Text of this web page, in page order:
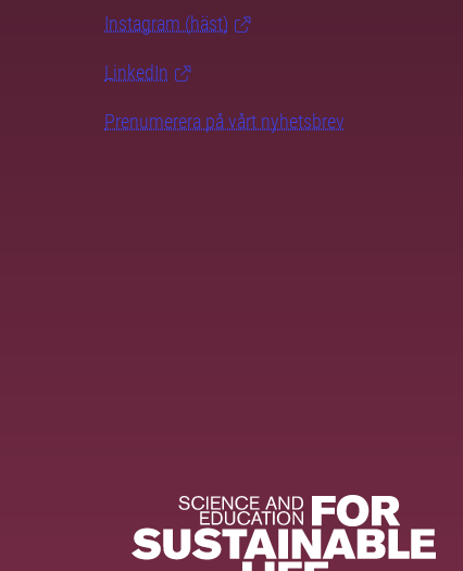
Instagram (häst)
LinkedIn
Prenumerera på vårt nyhetsbrev